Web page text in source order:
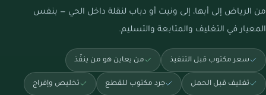
من الرياض إلى أبها، إلى ونيت أو دباب لنقلة داخل الحي — بنفس
المعيار في التغليف والمتابعة والتسليم.
سعر مكتوب قبل التنفيذ من يعاين هو من ينفّذ
تغليف قبل الحمل جرد مكتوب للقطع تخليص وإفراج